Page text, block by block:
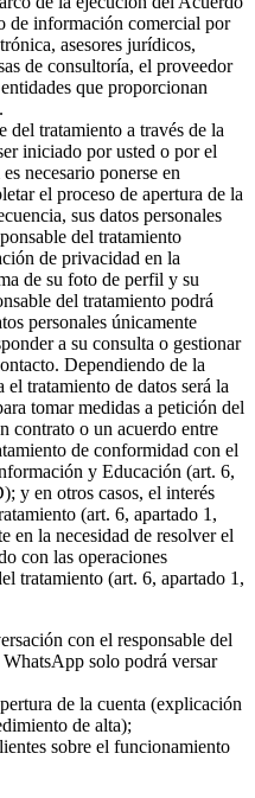
de información comercial por
asesores jurídicos,
de consultoría, el proveedor
que proporcionan
del tratamiento a través de la
iniciado por usted o por el
necesario ponerse en
el proceso de apertura de la
sus datos personales
del tratamiento
de privacidad en la
de su foto de perfil y su
del tratamiento podrá
personales únicamente
a su consulta o gestionar
Dependiendo de la
tratamiento de datos será la
tomar medidas a petición del
contrato o un acuerdo entre
de conformidad con el
y Educación (art. 6,
y en otros casos, el interés
(art. 6, apartado 1,
en la necesidad de resolver el
con las operaciones
tratamiento (art. 6, apartado 1,
con el responsable del
solo podrá versar
de la cuenta (explicación
de alta);
sobre el funcionamiento